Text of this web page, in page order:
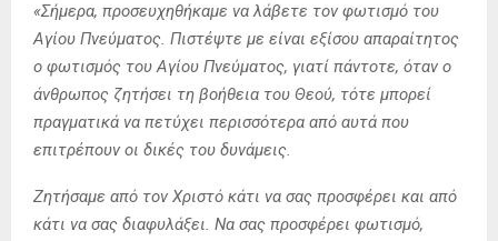
«Σήμερα, προσευχηθήκαμε να λάβετε τον φωτισμό του
Αγίου Πνεύματος. Πιστέψτε με είναι εξίσου απαραίτητος
ο φωτισμός του Αγίου Πνεύματος, γιατί πάντοτε, όταν ο
άνθρωπος ζητήσει τη βοήθεια του Θεού, τότε μπορεί
πραγματικά να πετύχει περισσότερα από αυτά που
επιτρέπουν οι δικές του δυνάμεις.
Ζητήσαμε από τον Χριστό κάτι να σας προσφέρει και από
κάτι να σας διαφυλάξει. Να σας προσφέρει φωτισμό,